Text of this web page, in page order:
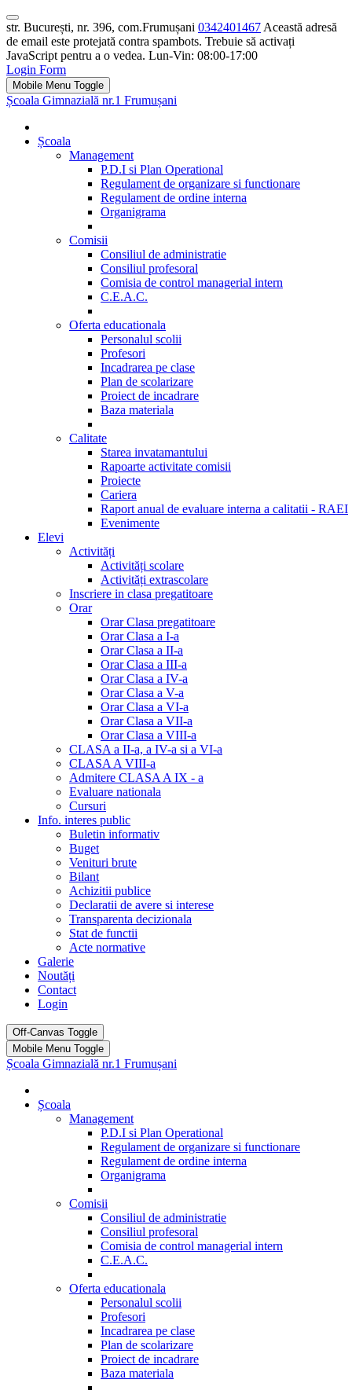
str. București, nr. 396, com.Frumușani 0342401467 Această adresă
de email este protejată contra spambots. Trebuie să activați
JavaScript pentru a o vedea. Lun-Vin: 08:00-17:00
Login Form
Mobile Menu Toggle
Școala Gimnazială nr.1 Frumușani
Școala
Management
P.D.I si Plan Operational
Regulament de organizare si functionare
Regulament de ordine interna
Organigrama
Comisii
Consiliul de administratie
Consiliul profesoral
Comisia de control managerial intern
C.E.A.C.
Oferta educationala
Personalul scolii
Profesori
Incadrarea pe clase
Plan de scolarizare
Proiect de incadrare
Baza materiala
Calitate
Starea invatamantului
Rapoarte activitate comisii
Proiecte
Cariera
Raport anual de evaluare interna a calitatii - RAEI
Evenimente
Elevi
Activități
Activități scolare
Activități extrascolare
Inscriere in clasa pregatitoare
Orar
Orar Clasa pregatitoare
Orar Clasa a I-a
Orar Clasa a II-a
Orar Clasa a III-a
Orar Clasa a IV-a
Orar Clasa a V-a
Orar Clasa a VI-a
Orar Clasa a VII-a
Orar Clasa a VIII-a
CLASA a II-a, a IV-a si a VI-a
CLASA A VIII-a
Admitere CLASA A IX - a
Evaluare nationala
Cursuri
Info. interes public
Buletin informativ
Buget
Venituri brute
Bilant
Achizitii publice
Declaratii de avere si interese
Transparenta decizionala
Stat de functii
Acte normative
Galerie
Noutăți
Contact
Login
Off-Canvas Toggle
Mobile Menu Toggle
Școala Gimnazială nr.1 Frumușani
Școala
Management
P.D.I si Plan Operational
Regulament de organizare si functionare
Regulament de ordine interna
Organigrama
Comisii
Consiliul de administratie
Consiliul profesoral
Comisia de control managerial intern
C.E.A.C.
Oferta educationala
Personalul scolii
Profesori
Incadrarea pe clase
Plan de scolarizare
Proiect de incadrare
Baza materiala